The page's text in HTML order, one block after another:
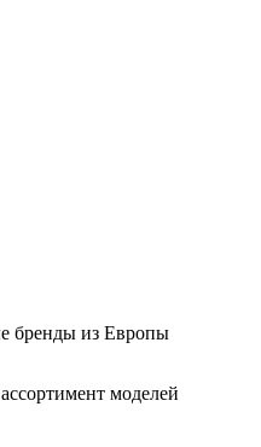
бренды из Европы
моделей